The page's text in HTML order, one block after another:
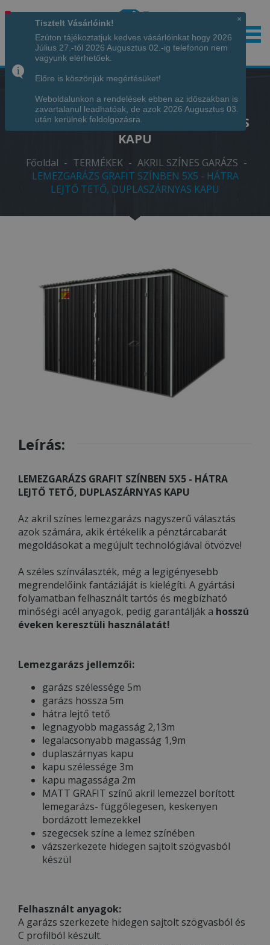
Hívjon minket!+36 70 7342034
LEMEZGARÁZS GRAFIT SZÍNBEN 5X5 -
HÁTRA LEJTŐ TETŐ, DUPLASZÁRNYAS
KAPU
Főoldal - TERMÉKEK - AKRIL SZÍNES GARÁZS -
LEMEZGARÁZS GRAFIT SZÍNBEN 5X5 - HÁTRA
LEJTŐ TETŐ, DUPLASZÁRNYAS KAPU
Leírás:
LEMEZGARÁZS GRAFIT SZÍNBEN 5X5 - HÁTRA
LEJTŐ TETŐ, DUPLASZÁRNYAS KAPU
Az akril színes lemezgarázs nagyszerű választás
azok számára, akik értékelik a pénztárcabarát
megoldásokat a megújult technológiával ötvözve!
A széles színválaszték, még a legigényesebb
megrendelőink fantáziáját is kielégíti. A gyártási
folyamatban felhasznált tartós és megbízható
minőségi acél anyagok, pedig garantálják a hosszú
éveken keresztüli használatát!
Lemezgarázs jellemzői:
garázs szélessége 5m
garázs hossza 5m
hátra lejtő tető
legnagyobb magasság 2,13m
legalacsonyabb magasság 1,9m
duplaszárnyas kapu
kapu szélessége 3m
kapu magassága 2m
MATT GRAFIT színű akril lemezzel borított
lemegarázs- függőlegesen, keskenyen
bordázott lemezekkel
szegecsek színe a lemez színében
vázszerkezete hidegen sajtolt szögvasból
készül
Felhasznált anyagok:
A garázs szerkezete hidegen sajtolt szögvasból és
C profilból készült.
×
Tisztelt Vásárlóink!
Ezúton tájékoztatjuk kedves vásárlóinkat hogy 2026
Július 27.-től 2026 Augusztus 02.-ig telefonon nem
vagyunk elérhetőek.
Előre is köszönjük megértésüket!
Weboldalunkon a rendelések ebben az időszakban is
zavartalanul leadhatóak, de azok 2026 Augusztus 03.
után kerülnek feldolgozásra.